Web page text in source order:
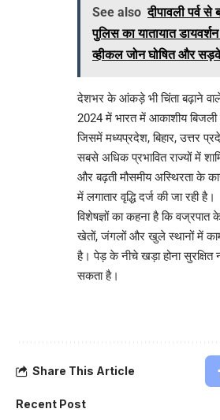
See also दीपावली पर्व
पुलिस का यातायात
व्हीकल जोन घोषित और
देशभर के आंकड़े भी चिंता बढ़ाने
2024 में भारत में आकाशीय बिजली
जिसमें मध्यप्रदेश, बिहार, उत्तर
सबसे अधिक प्रभावित राज्यों में
और बढ़ती मौसमीय अस्थिरता के
में लगातार वृद्धि दर्ज की जा रही है।
विशेषज्ञों का कहना है कि
खेतों, जंगलों और खुले स्थानों में काम
है। पेड़ के नीचे खड़ा होना सुरक्षित
सकता है।
Share This Article
Recent Post